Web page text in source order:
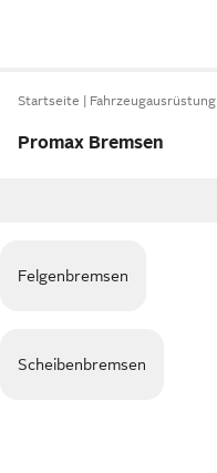
Startseite Fahrzeugausrüstung
Promax Bremsen
Felgenbremsen
Scheibenbremsen